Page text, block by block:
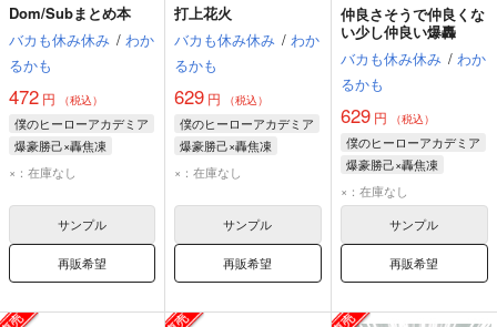
Dom/Subまとめ本
バカも休み休み / わか
るかも
472 円 （税込）
僕のヒーローアカデミア
爆豪勝己×轟焦凍
轟焦凍
爆豪勝己
×：在庫なし
サンプル
再販希望
打上花火
バカも休み休み / わか
るかも
629 円 （税込）
僕のヒーローアカデミア
爆豪勝己×轟焦凍
轟焦凍
爆豪勝己
×：在庫なし
サンプル
再販希望
仲良さそうで仲良くな
い少し仲良い爆轟
バカも休み休み / わか
るかも
629円 （税込）
僕のヒーローアカデミア
爆豪勝己×轟焦凍
爆豪勝己
×：在庫なし
サンプル
再販希望